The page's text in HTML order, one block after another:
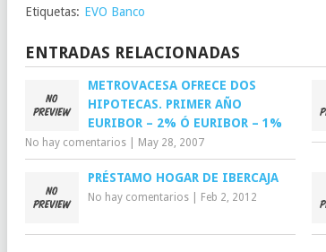
Etiquetas: EVO Banco
ENTRADAS RELACIONADAS
METROVACESA OFRECE DOS
HIPOTECAS. PRIMER AÑO
EURIBOR – 2% Ó EURIBOR – 1%
No hay comentarios May 28, 2007
PRÉSTAMO HOGAR DE IBERCAJA
No hay comentarios Feb 2, 2012